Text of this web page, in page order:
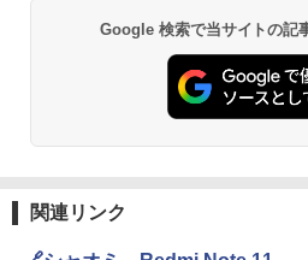
Google 検索で当サイトの記
関連リンク